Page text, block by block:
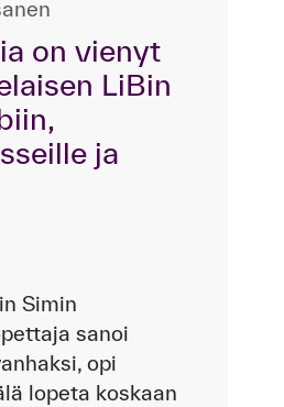
LiBin
ja
Simin
sanoi
opi
lopeta koskaan